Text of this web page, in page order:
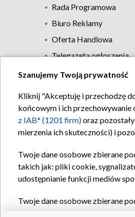
Rada Programowa
Biuro Reklamy
Oferta Handlowa
Telegazeta ogłoszenia
Szanujemy Twoją prywatność
Kliknij "Akceptuję i przechodzę
końcowym i ich przechowywanie
z IAB* (1201 firm)oraz
mierzenia ich skuteczności) i
Twoje dane osobowe zbierane
takich jak: pliki cookie,
udostępnianie funkcji mediów
Twoje dane osobowe zbierane